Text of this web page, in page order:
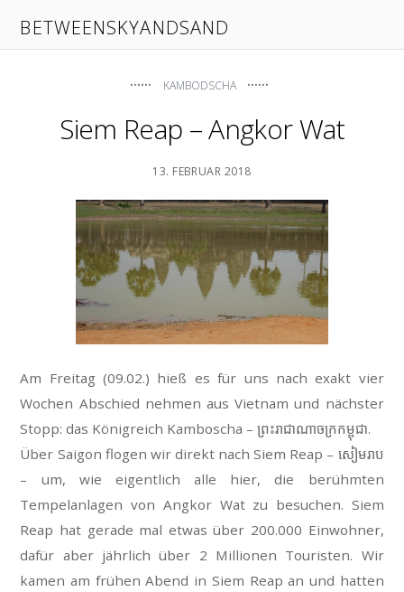
BETWEENSKYANDSAND
KAMBODSCHA
Siem Reap – Angkor Wat
13. FEBRUAR 2018
Am Freitag (09.02.) hieß es für uns nach exakt vier
Wochen Abschied nehmen aus Vietnam und nächster
Stopp: das Königreich Kamboscha –ព្រះរាជាណាចក្រកម្ពុជា.
Über Saigon flogen wir direkt nach Siem Reap – សៀមរាប
– um, wie eigentlich alle hier, die berühmten
Tempelanlagen von Angkor Wat zu besuchen. Siem
Reap hat gerade mal etwas über 200.000 Einwohner,
dafür aber jährlich über 2 Millionen Touristen. Wir
kamen am frühen Abend in Siem Reap an und hatten